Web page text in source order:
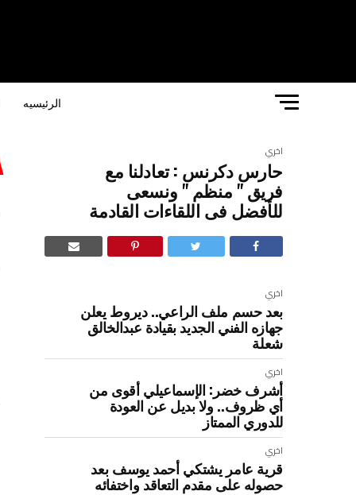
الرئيسيه
اخري
حارس دكرنس : تعادلنا مع
فريق " منظم " ونسعى
للأفضل فى اللقاءات القادمة
اخري
بعد حسم ملف الراعي.. ديروط يعلن
جهازه الفني الجديد بقيادة عبدالخالق
شعلة
اخري
أشرف خضر: الإسماعيلي أقوى من
أي ظروف.. ولا بديل عن العودة
للدوري الممتاز
اخري
قرية عامر يشتكي أحمد يوسف بعد
حصوله على مقدم التعاقد واختفائه